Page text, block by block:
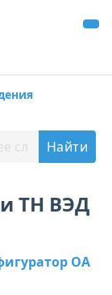
ТН ВЭД
ОА